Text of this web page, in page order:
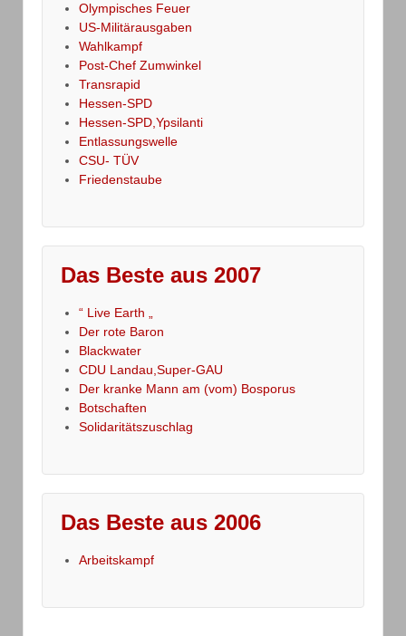
Olympisches Feuer
US-Militärausgaben
Wahlkampf
Post-Chef Zumwinkel
Transrapid
Hessen-SPD
Hessen-SPD,Ypsilanti
Entlassungswelle
CSU- TÜV
Friedenstaube
Das Beste aus 2007
“ Live Earth „
Der rote Baron
Blackwater
CDU Landau,Super-GAU
Der kranke Mann am (vom) Bosporus
Botschaften
Solidaritätszuschlag
Das Beste aus 2006
Arbeitskampf